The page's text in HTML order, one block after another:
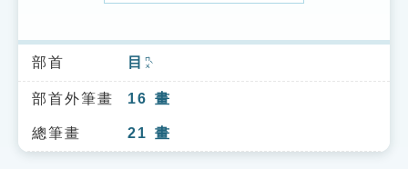
索引選單
知識索引
單字索引
部首 目 ㄇㄨˋ
部首外筆畫 16 畫
總筆畫 21 畫